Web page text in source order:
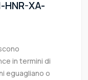
HNR-XA-
in termini di
eguagliano o